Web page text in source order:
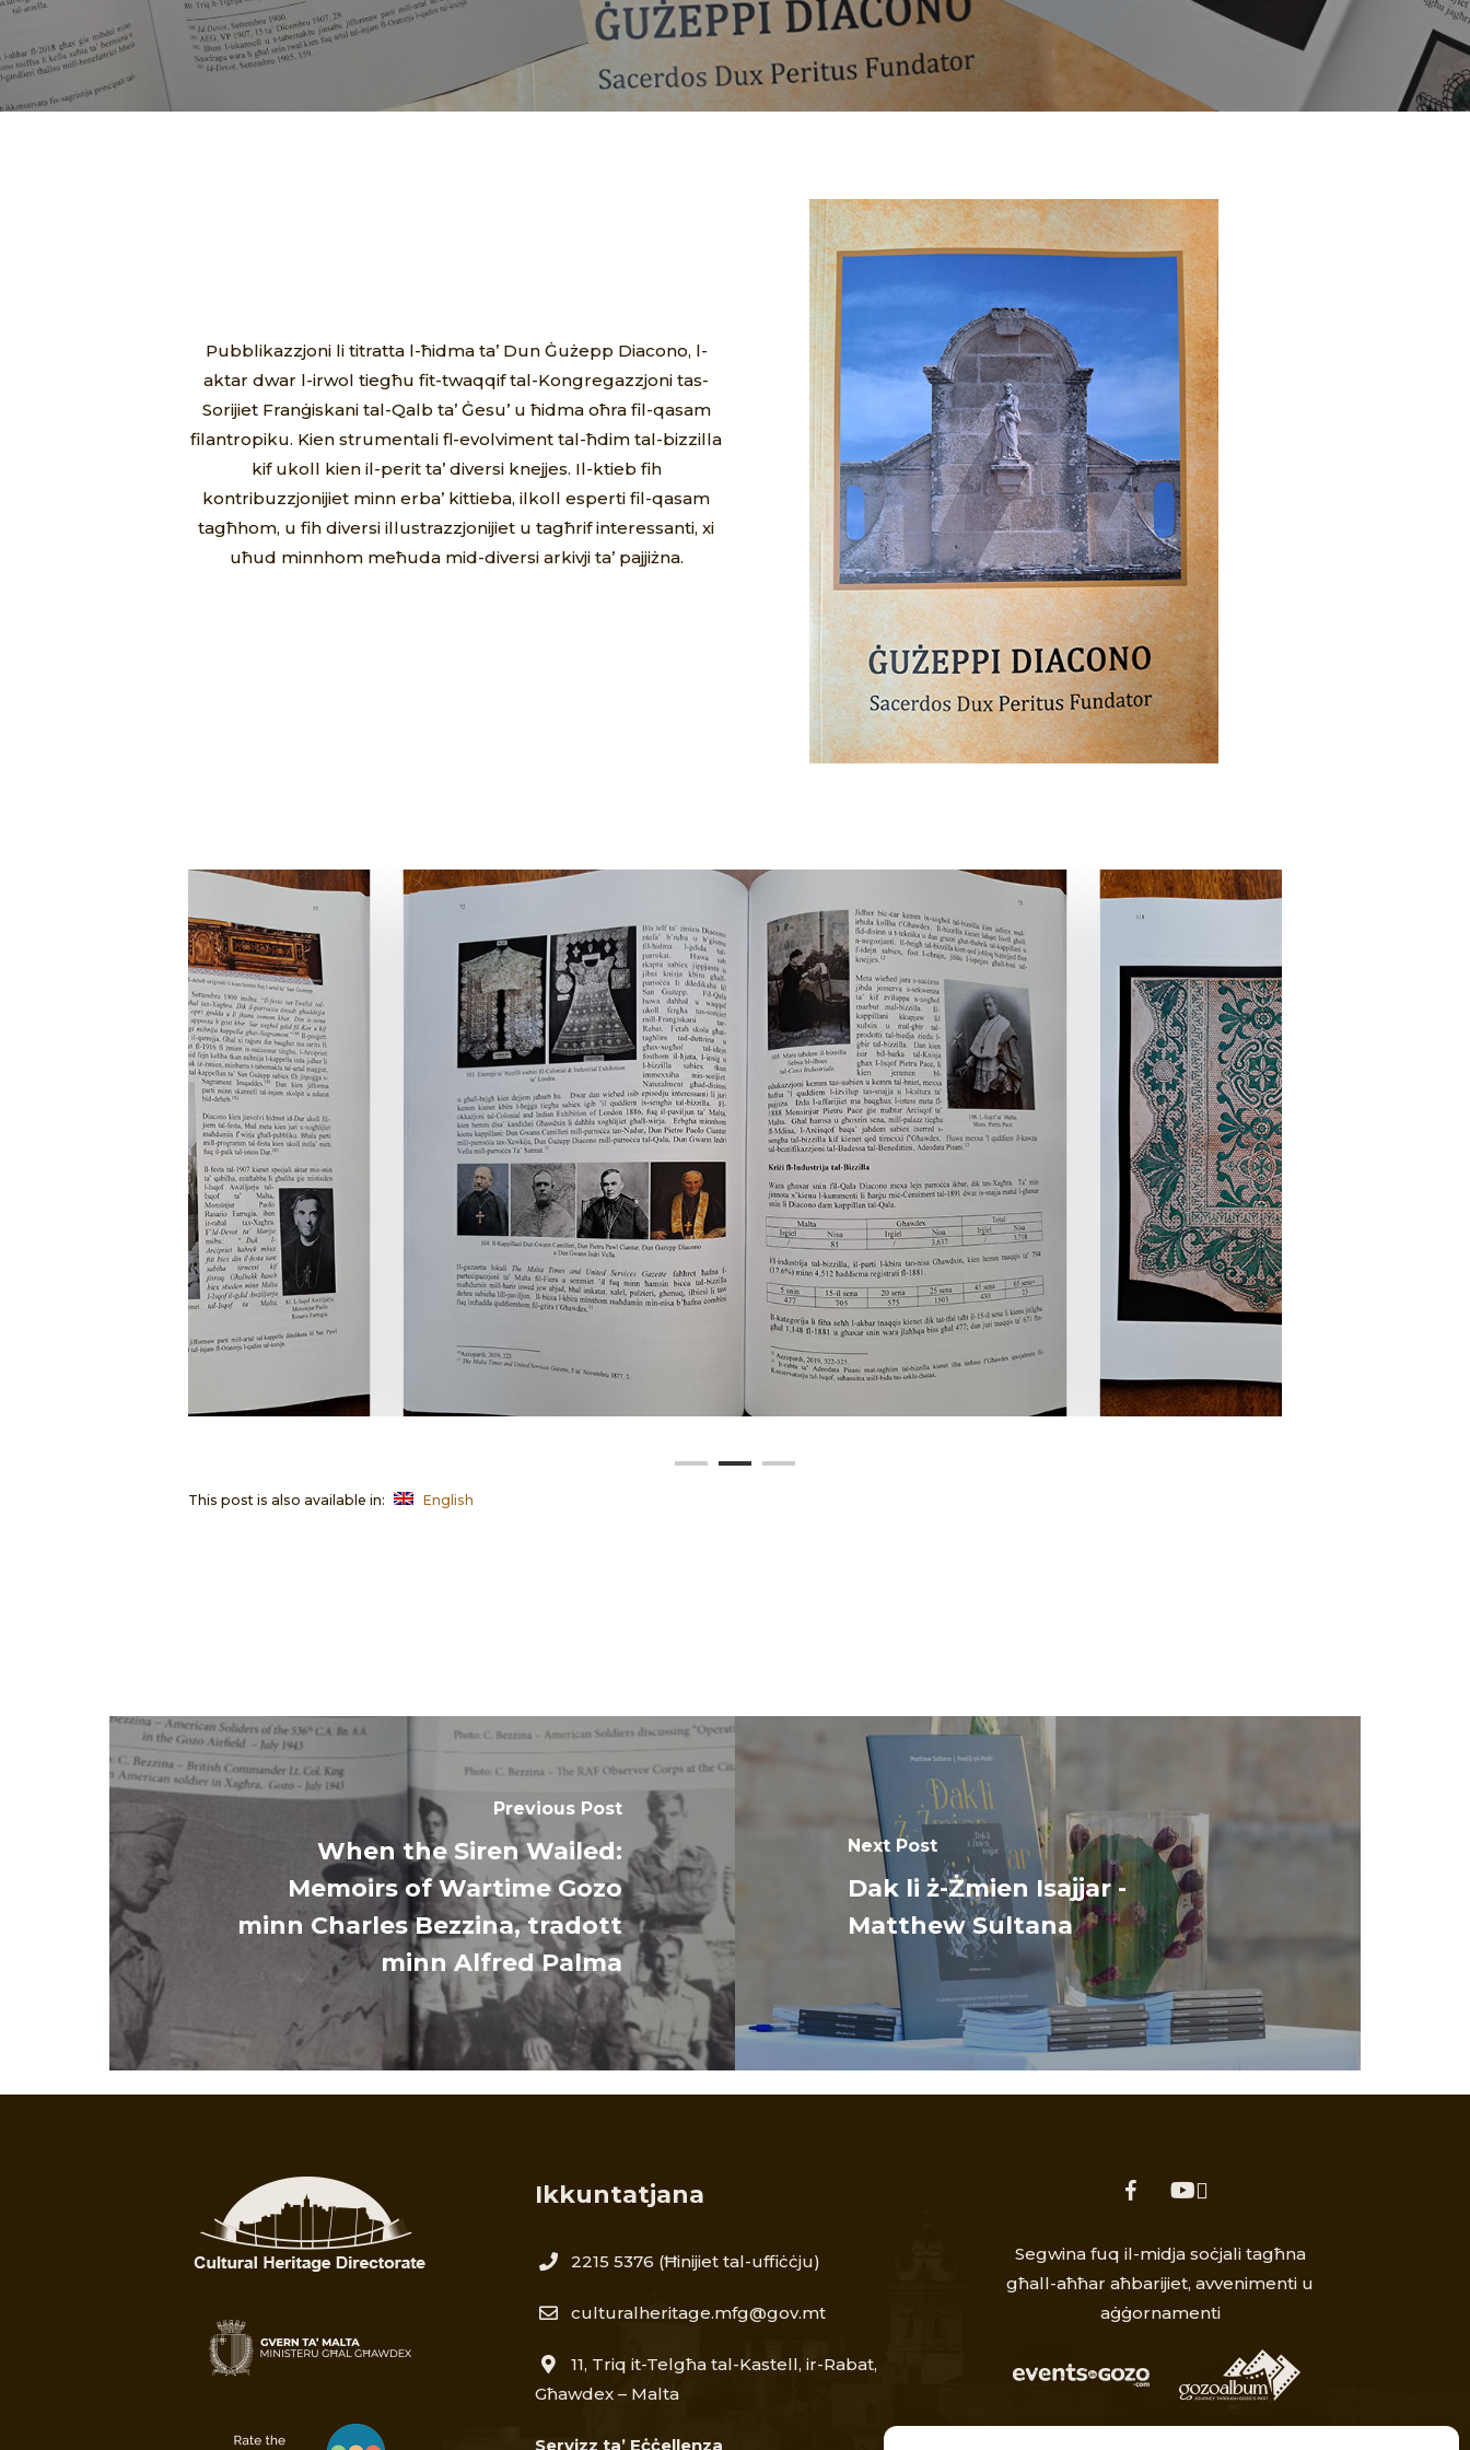
Pubblikazzjoni li titratta l-ħidma ta’ Dun Ġużepp Diacono, l-
aktar dwar l-irwol tiegħu fit-twaqqif tal-Kongregazzjoni tas-
Sorijiet Franġiskani tal-Qalb ta’ Ġesu’ u ħidma oħra fil-qasam
filantropiku. Kien strumentali fl-evolviment tal-ħdim tal-bizzilla
kif ukoll kien il-perit ta’ diversi knejjes. Il-ktieb fih
kontribuzzjonijiet minn erba’ kittieba, ilkoll esperti fil-qasam
tagħhom, u fih diversi illustrazzjonijiet u tagħrif interessanti, xi
uħud minnhom meħuda mid-diversi arkivji ta’ pajjiżna.
This post is also available in: English
Previous Post
When the Siren Wailed:
Memoirs of Wartime Gozo
minn Charles Bezzina, tradott
minn Alfred Palma
Next Post
Dak li ż-Żmien Isajjar -
Matthew Sultana
Ikkuntatjana
2215 5376​ (Ħinijiet tal-uffiċċju)
culturalheritage.mfg@gov.mt
11, Triq it-Telgħa tal-Kastell, ir-Rabat,
Għawdex – Malta
Servizz ta’ Eċċellenza
facebookyoutube
Segwina fuq il-midja soċjali tagħna
għall-aħħar aħbarijiet, avvenimenti u
aġġornamenti